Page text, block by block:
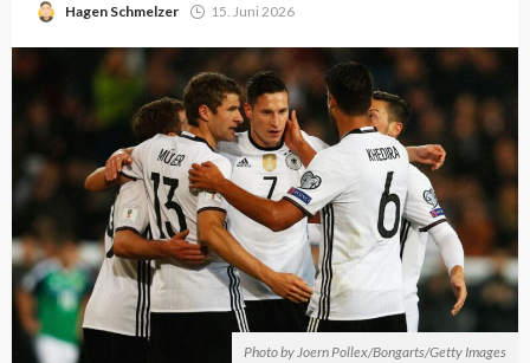
Hagen Schmelzer 15. Juni 2026
Photo by Joern Pollex/Bongarts/Getty Images